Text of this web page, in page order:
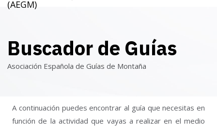
Buscador de Guías
Asociación Española de Guías de Montaña
A continuación puedes encontrar al guía que necesitas en
función de la actividad que vayas a realizar en el medio